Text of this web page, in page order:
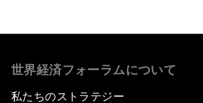
世界経済フォーラムについて
私たちのストラテジー